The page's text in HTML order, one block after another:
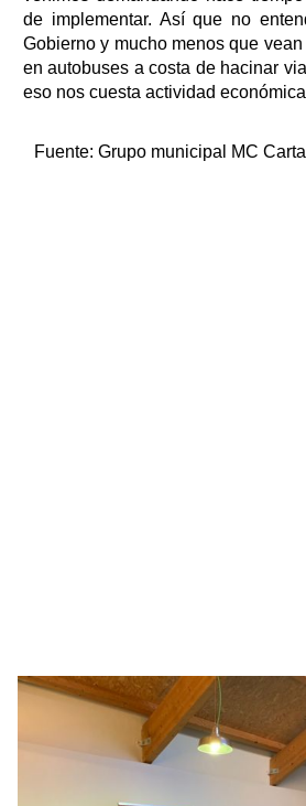
de implementar. Así que no
Gobierno y mucho menos que
en autobuses a costa de hacinar
eso nos cuesta actividad
Fuente: Grupo municipal MC